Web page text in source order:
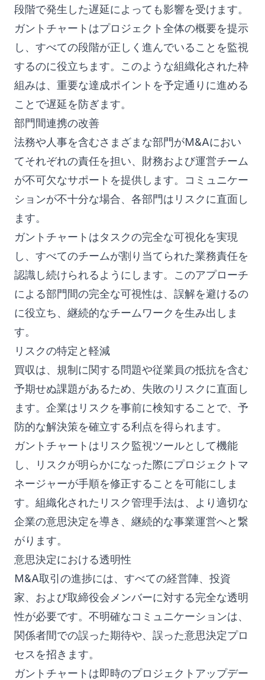
段階で発生した遅延によっても影響を受けます。
ガントチャートはプロジェクト全体の概要を提示
し、すべての段階が正しく進んでいることを監視
するのに役立ちます。このような組織化された枠
組みは、重要な達成ポイントを予定通りに進める
ことで遅延を防ぎます。
部門間連携の改善
法務や人事を含むさまざまな部門がM&Aにおい
てそれぞれの責任を担い、財務および運営チーム
が不可欠なサポートを提供します。コミュニケー
ションが不十分な場合、各部門はリスクに直面し
ます。
ガントチャートはタスクの完全な可視化を実現
し、すべてのチームが割り当てられた業務責任を
認識し続けられるようにします。このアプローチ
による部門間の完全な可視性は、誤解を避けるの
に役立ち、継続的なチームワークを生み出しま
す。
リスクの特定と軽減
買収は、規制に関する問題や従業員の抵抗を含む
予期せぬ課題があるため、失敗のリスクに直面し
ます。企業はリスクを事前に検知することで、予
防的な解決策を確立する利点を得られます。
ガントチャートはリスク監視ツールとして機能
し、リスクが明らかになった際にプロジェクトマ
ネージャーが手順を修正することを可能にしま
す。組織化されたリスク管理手法は、より適切な
企業の意思決定を導き、継続的な事業運営へと繋
がります。
意思決定における透明性
M&A取引の進捗には、すべての経営陣、投資
家、および取締役会メンバーに対する完全な透明
性が必要です。不明確なコミュニケーションは、
関係者間での誤った期待や、誤った意思決定プロ
セスを招きます。
ガントチャートは即時のプロジェクトアップデー